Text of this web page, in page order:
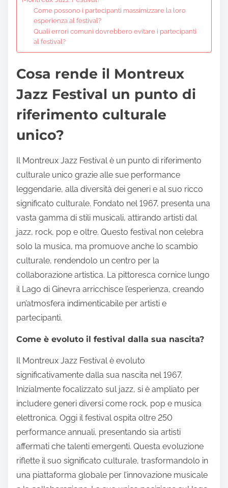
Come possono i partecipanti massimizzare la loro
esperienza al festival?
Quali errori comuni dovrebbero evitare i partecipanti
al festival?
Cosa rende il Montreux
Jazz Festival un punto di
riferimento culturale
unico?
Il Montreux Jazz Festival è un punto di riferimento
culturale unico grazie alle sue performance
leggendarie, alla diversità dei generi e al suo ricco
significato culturale. Fondato nel 1967, presenta una
vasta gamma di stili musicali, attirando artisti dal
jazz, rock, pop e oltre. Questo festival non celebra
solo la musica, ma promuove anche lo scambio
culturale, rendendolo un centro per la
collaborazione artistica. La pittoresca cornice lungo
il Lago di Ginevra arricchisce l’esperienza, creando
un’atmosfera indimenticabile per artisti e
partecipanti.
Come è evoluto il festival dalla sua nascita?
Il Montreux Jazz Festival è evoluto
significativamente dalla sua nascita nel 1967.
Inizialmente focalizzato sul jazz, si è ampliato per
includere generi diversi come rock, pop e musica
elettronica. Oggi il festival ospita oltre 250
performance annuali, presentando sia artisti
affermati che talenti emergenti. Questa evoluzione
riflette il suo significato culturale, trasformandolo in
una piattaforma globale per l’innovazione musicale